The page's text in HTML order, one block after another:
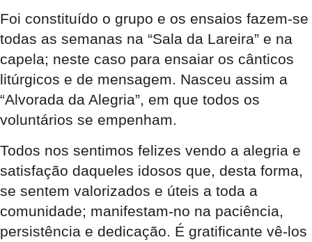
Foi constituído o grupo e os ensaios fazem-se
todas as semanas na “Sala da Lareira” e na
capela; neste caso para ensaiar os cânticos
litúrgicos e de mensagem. Nasceu assim a
“Alvorada da Alegria”, em que todos os
voluntários se empenham.
Todos nos sentimos felizes vendo a alegria e
satisfação daqueles idosos que, desta forma,
se sentem valorizados e úteis a toda a
comunidade; manifestam-no na paciência,
persistência e dedicação. É gratificante vê-los